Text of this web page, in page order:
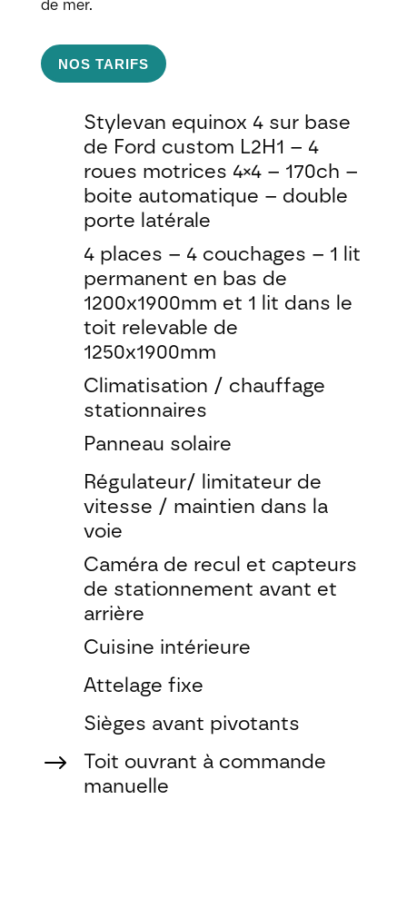
de mer.
NOS TARIFS
Stylevan equinox 4 sur base
de Ford custom L2H1 – 4
roues motrices 4×4 – 170ch –
boite automatique – double
porte latérale
4 places – 4 couchages – 1 lit
permanent en bas de
1200x1900mm et 1 lit dans le
toit relevable de
1250x1900mm
Climatisation / chauffage
stationnaires
Panneau solaire
Régulateur/ limitateur de
vitesse / maintien dans la
voie
Caméra de recul et capteurs
de stationnement avant et
arrière
Cuisine intérieure
Attelage fixe
Sièges avant pivotants
$
Toit ouvrant à commande
manuelle